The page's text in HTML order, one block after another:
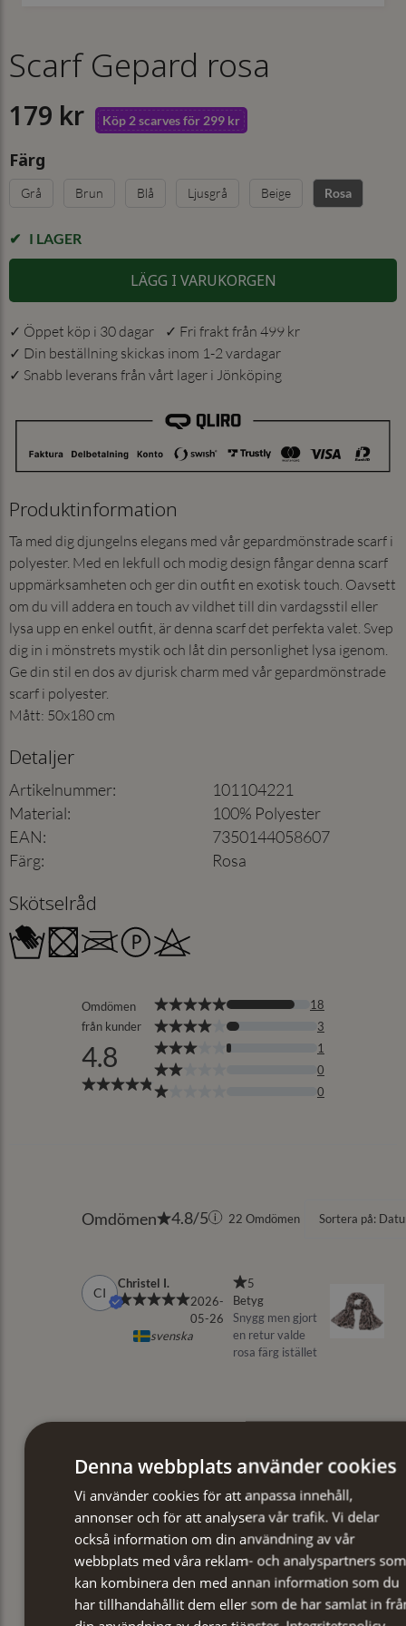
Scarf Gepard rosa
179 kr Köp 2 scarves för 299 kr
Färg
Grå Brun Blå Ljusgrå Beige Rosa
I LAGER
LÄGG I VARUKORGEN
✓ Öppet köp i 30 dagar ✓ Fri frakt från 499 kr
✓ Din beställning skickas inom 1-2 vardagar
✓ Snabb leverans från vårt lager i Jönköping
Produktinformation
Ta med dig djungelns elegans med vår gepardmönstrade scarf i
polyester. Med en lekfull och modig design fångar denna scarf
uppmärksamheten och ger din outfit en exotisk touch. Oavsett
om du vill addera en touch av vildhet till din vardagsstil eller
lysa upp en enkel outfit, är denna scarf det perfekta valet. Svep
dig in i mönstrets mystik och låt din personlighet lysa igenom.
Ge din stil en dos av djurisk charm med vår gepardmönstrade
scarf i polyester.
Mått: 50x180 cm
Detaljer
Artikelnummer:
101104221
Material:
100% Polyester
EAN:
7350144058607
Färg: Rosa
Skötselråd
Denna webbplats använder cookies
Vi använder cookies för att anpassa innehåll,
annonser och för att analysera vår trafik. Vi delar
också information om din användning av vår
webbplats med våra reklam- och analyspartners som
kan kombinera den med annan information som du
har tillhandahållit dem eller som de har samlat in